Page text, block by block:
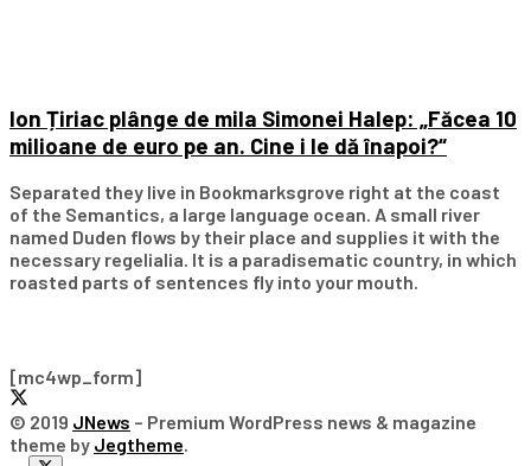
Ion Țiriac plânge de mila Simonei Halep: „Făcea 10
milioane de euro pe an. Cine i le dă înapoi?“
Separated they live in Bookmarksgrove right at the coast
of the Semantics, a large language ocean. A small river
named Duden flows by their place and supplies it with the
necessary regelialia. It is a paradisematic country, in which
roasted parts of sentences fly into your mouth.
[mc4wp_form]
© 2019 JNews – Premium WordPress news & magazine
theme by Jegtheme